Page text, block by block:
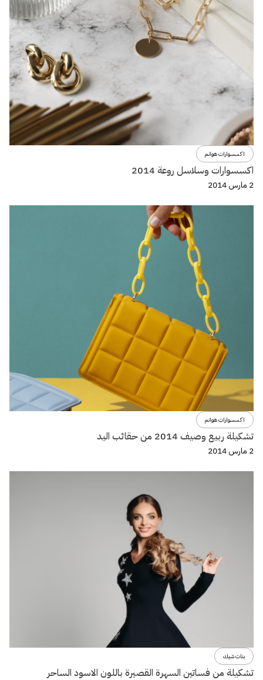
اكسسوارات هوانم
اكسسوارات وسلاسل روعة 2014
2 مارس 2014
اكسسوارات هوانم
تشكيلة ربيع وصيف 2014 من حقائب اليد
2 مارس 2014
بنات شيك
تشكيلة من فساتين السهرة القصيرة باللون الاسود الساحر